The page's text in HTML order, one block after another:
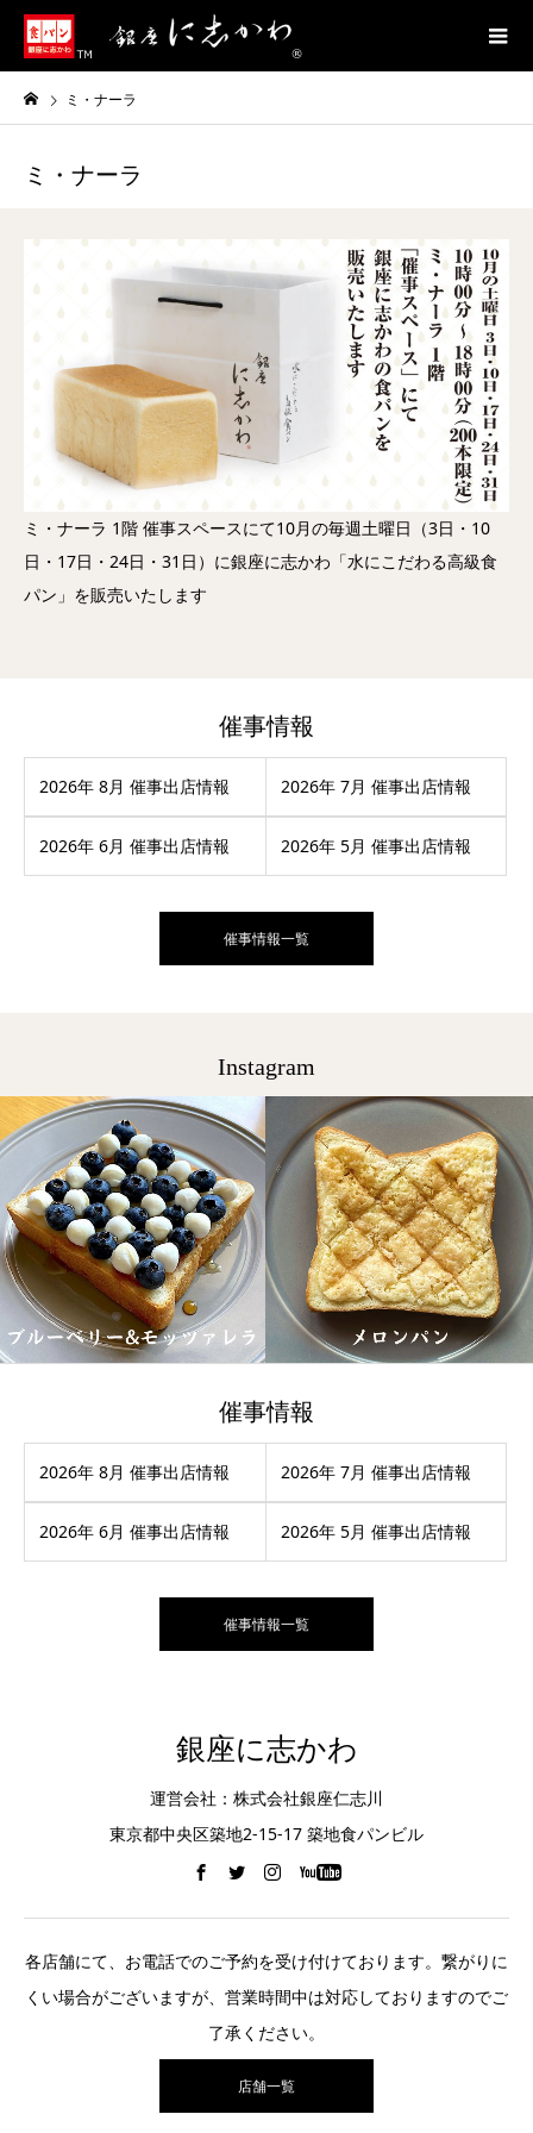
ミ・ナーラ
ミ・ナーラ
ミ・ナーラ 1階 催事スペースにて10月の毎週土曜日（3日・10
日・17日・24日・31日）に銀座に志かわ「水にこだわる高級食
パン」を販売いたします
催事情報
2026年 8月 催事出店情報 2026年 7月 催事出店情報
2026年 6月 催事出店情報 2026年 5月 催事出店情報
催事情報一覧
Instagram
催事情報
2026年 8月 催事出店情報 2026年 7月 催事出店情報
2026年 6月 催事出店情報 2026年 5月 催事出店情報
催事情報一覧
銀座に志かわ
運営会社：株式会社銀座仁志川
東京都中央区築地2-15-17 築地食パンビル
各店舗にて、お電話でのご予約を受け付けております。繋がりに
くい場合がございますが、営業時間中は対応しておりますのでご
了承ください。
店舗一覧